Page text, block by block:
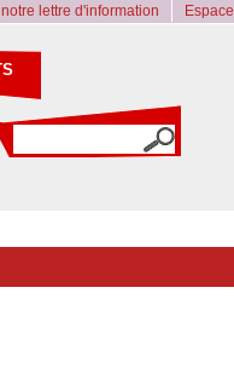
lettre d'information